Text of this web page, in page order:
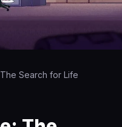
Search for Life